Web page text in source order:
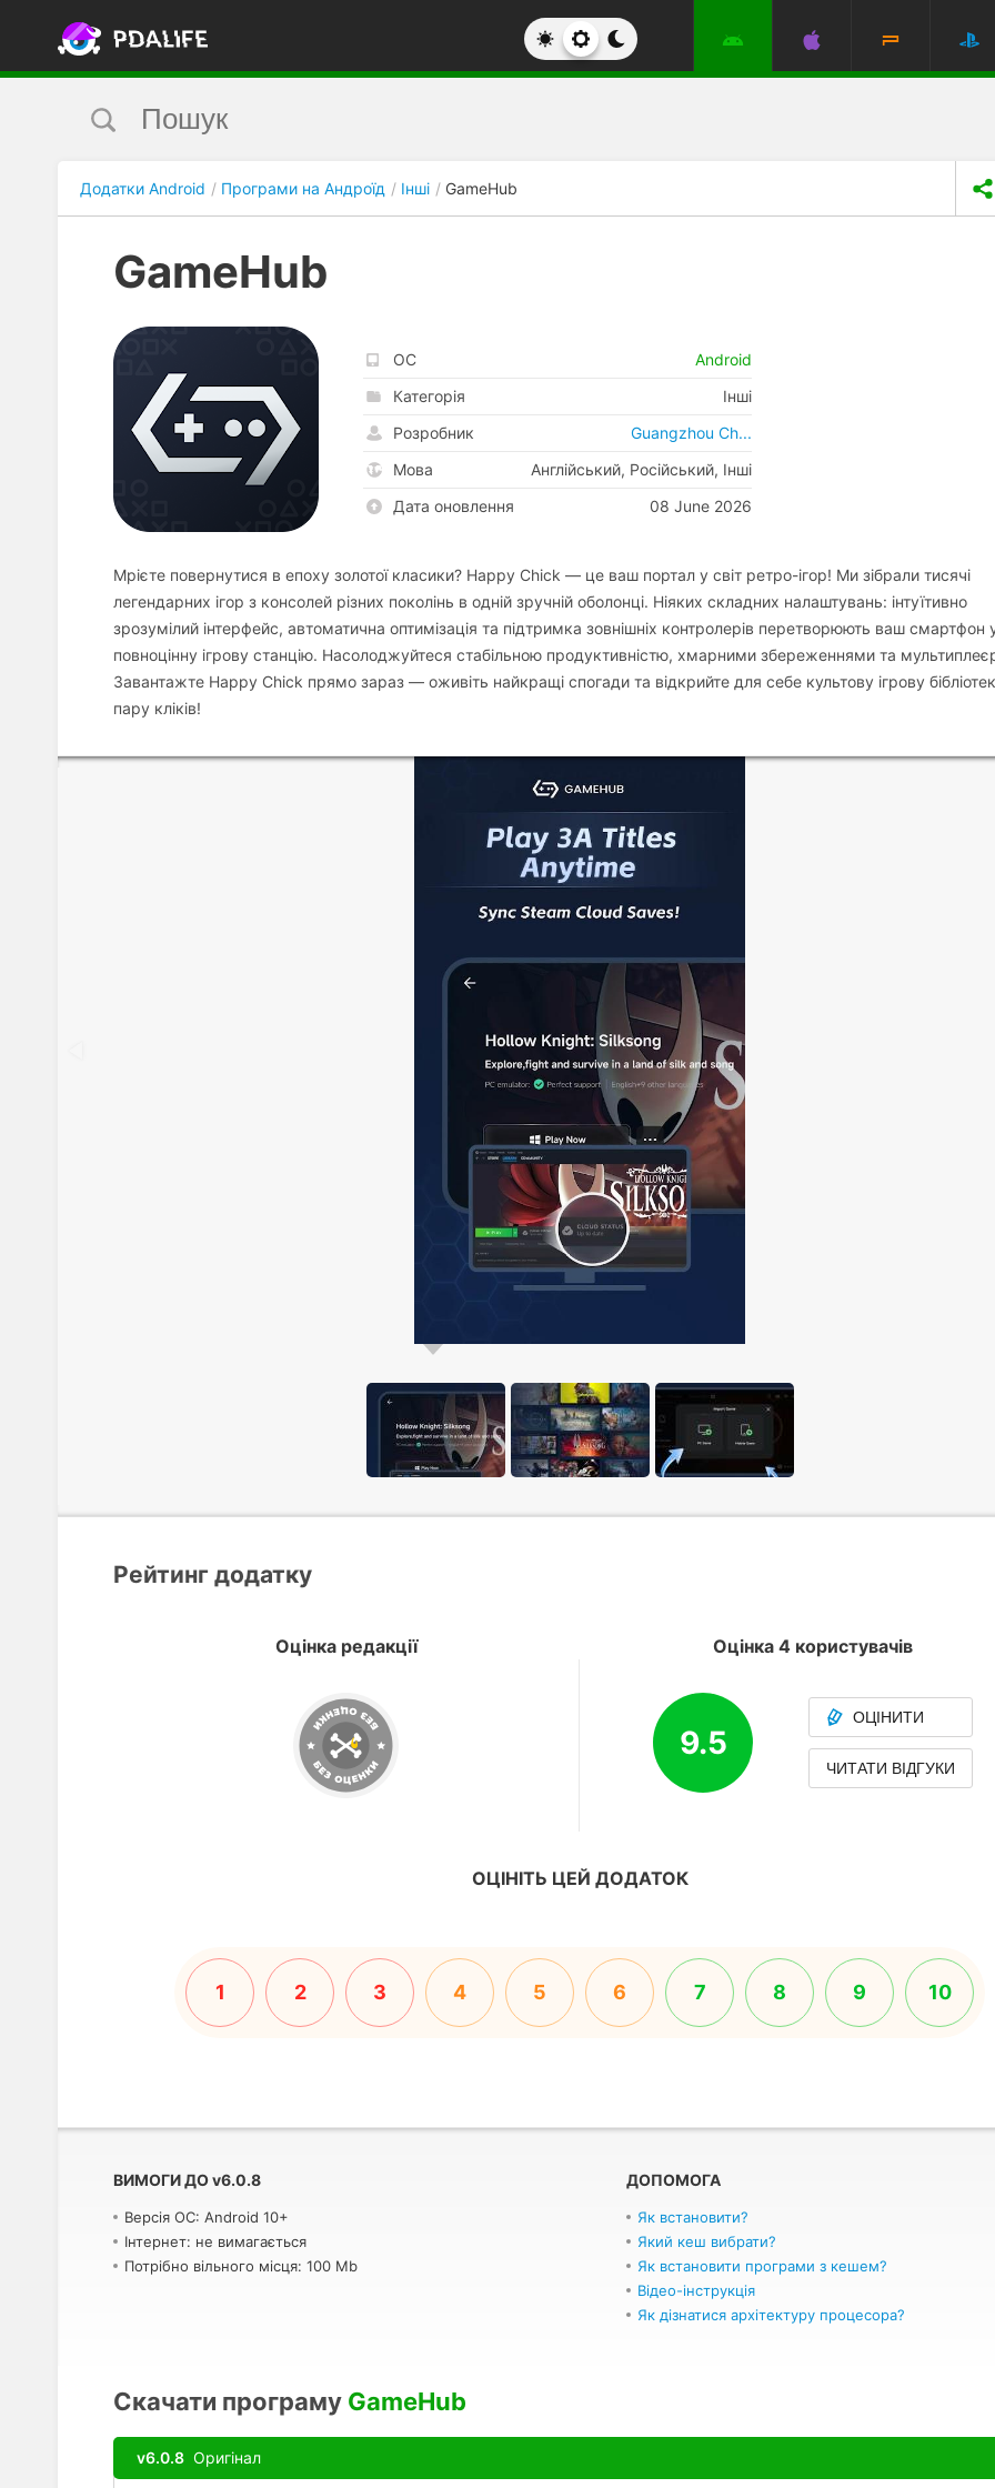
Додатки Android Програми на Андроїд Інші GameHub
GameHub
ОС
Android
Категорія
Інші
Розробник
Guangzhou Ch...
Мова
Англійський, Російський, Інші
Дата оновлення
08 June 2026
Мрієте повернутися в епоху золотої класики? Happy Chick — це ваш портал у світ ретро-ігор! Ми зібрали тисячі
легендарних ігор з консолей різних поколінь в одній зручній оболонці. Ніяких складних налаштувань: інтуїтивно
зрозумілий інтерфейс, автоматична оптимізація та підтримка зовнішніх контролерів перетворюють ваш смартфон
повноцінну ігрову станцію. Насолоджуйтеся стабільною продуктивністю, хмарними збереженнями та
Завантажте Happy Chick прямо зараз — оживіть найкращі спогади та відкрийте для себе культову ігрову
пару кліків!
Рейтинг додатку
Оцінка редакції Оцінка 4 користувачів
9.5
ОЦІНИТИ
ЧИТАТИ ВІДГУКИ
ОЦІНІТЬ ЦЕЙ ДОДАТОК
1 2 3 4 5 6 7 8 9 10
ВИМОГИ ДОv6.0.8
Версія ОС: Android 10+
Інтернет: не вимагається
Потрібно вільного місця: 100 Mb
ДОПОМОГА
Як встановити?
Який кеш вибрати?
Як встановити програми з кешем?
Відео-інструкція
Як дізнатися архітектуру процесора?
Скачати програму GameHub
v6.0.8 Оригінал